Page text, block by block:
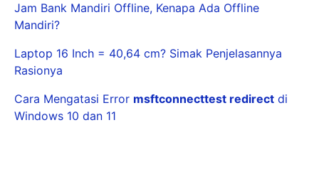
Jam Bank Mandiri Offline, Kenapa Ada Offline
Mandiri?
Laptop 16 Inch = 40,64 cm? Simak Penjelasannya
Rasionya
Cara Mengatasi Error msftconnecttest redirect di
Windows 10 dan 11